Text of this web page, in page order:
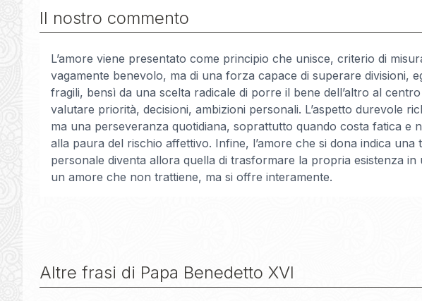
Il nostro commento
L’amore viene presentato come principio che unisce, criterio di
vagamente benevolo, ma di una forza capace di superare divisioni,
fragili, bensì da una scelta radicale di porre il bene dell’altro al
valutare priorità, decisioni, ambizioni personali. L’aspetto durevole
ma una perseveranza quotidiana, soprattutto quando costa fatica e
alla paura del rischio affettivo. Infine, l’amore che si dona indica
personale diventa allora quella di trasformare la propria esistenza
un amore che non trattiene, ma si offre interamente.
Altre frasi di Papa Benedetto XVI